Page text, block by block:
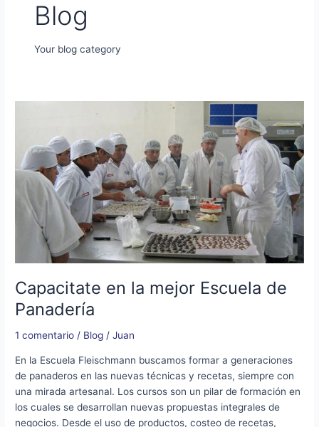
Blog
Your blog category
Capacitate en la mejor Escuela de
Panadería
1 comentario / Blog /Juan
En la Escuela Fleischmann buscamos formar a generaciones
de panaderos en las nuevas técnicas y recetas, siempre con
una mirada artesanal. Los cursos son un pilar de formación en
los cuales se desarrollan nuevas propuestas integrales de
negocios. Desde el uso de productos, costeo de recetas,
mejor
Escuela
Panadería